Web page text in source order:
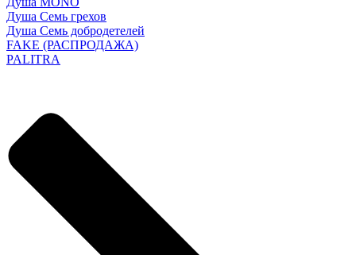
Душа Семь грехов
Душа Семь добродетелей
FAKE (РАСПРОДАЖА)
PALITRA